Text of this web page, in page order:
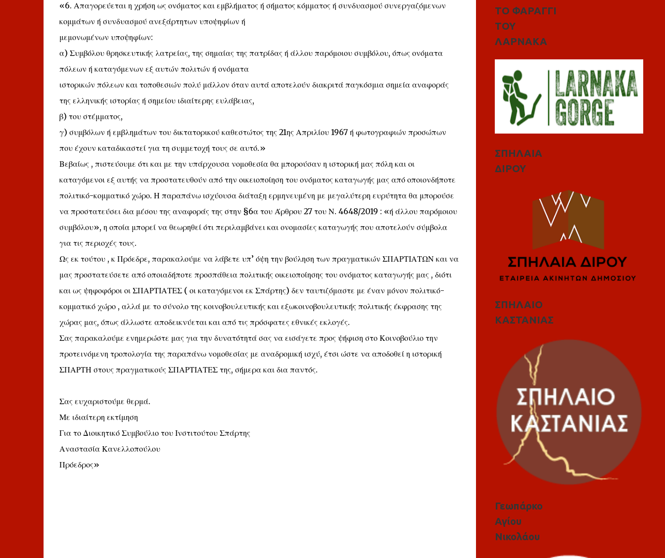
«6. Απαγορεύεται η χρήση ως ονόματος και εμβλήματος ή σήματος κόμματος ή συνδυασμού συνεργαζόμενων
κομμάτων ή συνδυασμού ανεξάρτητων υποψηφίων ή
μεμονωμένων υποψηφίων:
α) Συμβόλου θρησκευτικής λατρείας, της σημαίας της πατρίδας ή άλλου παρόμοιου συμβόλου, όπως ονόματα
πόλεων ή καταγόμενων εξ αυτών πολιτών ή ονόματα
ιστορικών πόλεων και τοποθεσιών πολύ μάλλον όταν αυτά αποτελούν διακριτά παγκόσμια σημεία αναφοράς
της ελληνικής ιστορίας ή σημείου ιδιαίτερης ευλάβειας,
β) του στέμματος,
γ) συμβόλων ή εμβλημάτων του δικτατορικού καθεστώτος της 21ης Απριλίου 1967 ή φωτογραφιών προσώπων
που έχουν καταδικαστεί για τη συμμετοχή τους σε αυτό.»
Βεβαίως , πιστεύουμε ότι και με την υπάρχουσα νομοθεσία θα μπορούσαν η ιστορική μας πόλη και οι
καταγόμενοι εξ αυτής να προστατευθούν από την οικειοποίηση του ονόματος καταγωγής μας από οποιονδήποτε
πολιτικό-κομματικό χώρο. Η παραπάνω ισχύουσα διάταξη ερμηνευμένη με μεγαλύτερη ευρύτητα θα μπορούσε
να προστατεύσει δια μέσου της αναφοράς της στην §6α του Άρθρου 27 του Ν. 4648/2019 : «ή άλλου παρόμοιου
συμβόλου», η οποία μπορεί να θεωρηθεί ότι περιλαμβάνει και ονομασίες καταγωγής που αποτελούν σύμβολα
για τις περιοχές τους.
Ως εκ τούτου , κ Πρόεδρε, παρακαλούμε να λάβετε υπ’ όψη την βούληση των πραγματικών ΣΠΑΡΤΙΑΤΩΝ και να
μας προστατεύσετε από οποιαδήποτε προσπάθεια πολιτικής οικειοποίησης του ονόματος καταγωγής μας , διότι
και ως ψηφοφόροι οι ΣΠΑΡΤΙΑΤΕΣ ( οι καταγόμενοι εκ Σπάρτης) δεν ταυτιζόμαστε με έναν μόνον πολιτικό-
κομματικό χώρο , αλλά με το σύνολο της κοινοβουλευτικής και εξωκοινοβουλευτικής πολιτικής έκφρασης της
χώρας μας, όπως άλλωστε αποδεικνύεται και από τις πρόσφατες εθνικές εκλογές.
Σας παρακαλούμε ενημερώστε μας για την δυνατότητά σας να εισάγετε προς ψήφιση στο Κοινοβούλιο την
προτεινόμενη τροπολογία της παραπάνω νομοθεσίας με αναδρομική ισχύ, έτσι ώστε να αποδοθεί η ιστορική
ΣΠΑΡΤΗ στους πραγματικούς ΣΠΑΡΤΙΑΤΕΣ της, σήμερα και δια παντός.
Σας ευχαριστούμε θερμά.
Με ιδιαίτερη εκτίμηση
Για το Διοικητικό Συμβούλιο του Ινστιτούτου Σπάρτης
Αναστασία Κανελλοπούλου
Πρόεδρος»
ΤΟ ΦΑΡΑΓΓΙ
ΤΟΥ
ΛΑΡΝΑΚΑ
ΣΠΗΛΑΙΑ
ΔΙΡΟΥ
ΣΠΗΛΑΙΟ
ΚΑΣΤΑΝΙΑΣ
Γεωπάρκο
Αγίου
Νικολάου